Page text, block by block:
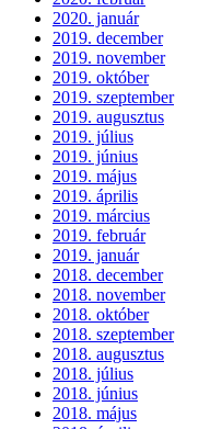
2020. január
2019. december
2019. november
2019. október
2019. szeptember
2019. augusztus
2019. július
2019. június
2019. május
2019. április
2019. március
2019. február
2019. január
2018. december
2018. november
2018. október
2018. szeptember
2018. augusztus
2018. július
2018. június
2018. május